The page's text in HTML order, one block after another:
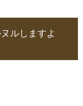
ルしますよ